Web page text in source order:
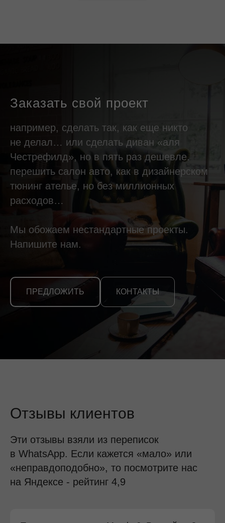
Заказать свой проект
например, сделать так, как еще никто
не делал… или сделать диван «аля
Честрефилд», но в пять раз дешевле.
перешить салон авто, как в дизайнерском
тюнинг ателье, но без миллионных
расходов…
Мы обожаем нестандартные проекты.
Напишите нам.
ПРЕДЛОЖИТЬ КОНТАКТЫ
Отзывы клиентов
Эти отзывы взяли из переписок
в WhatsApp. Если кажется «мало» или
«неправдоподобно», то посмотрите нас
на Яндексе - рейтинг 4,9